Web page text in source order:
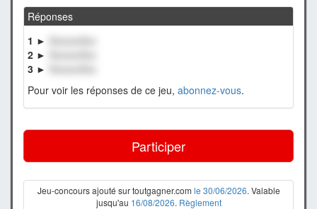
Réponses
1 ►
XxxxxxXxx
2 ►
3 ►
Pour voir les réponses de ce jeu, abonnez-vous.
Participer
Jeu-concours ajouté sur toutgagner.com le 30/06/2026. Valable
jusqu'au 16/08/2026. Règlement